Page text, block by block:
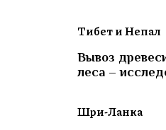
Тибет и Непал
Вывоз
леса –
Шри-Ланка